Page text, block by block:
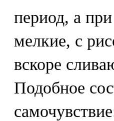
период, а
мелкие, с
вскоре
Подобное